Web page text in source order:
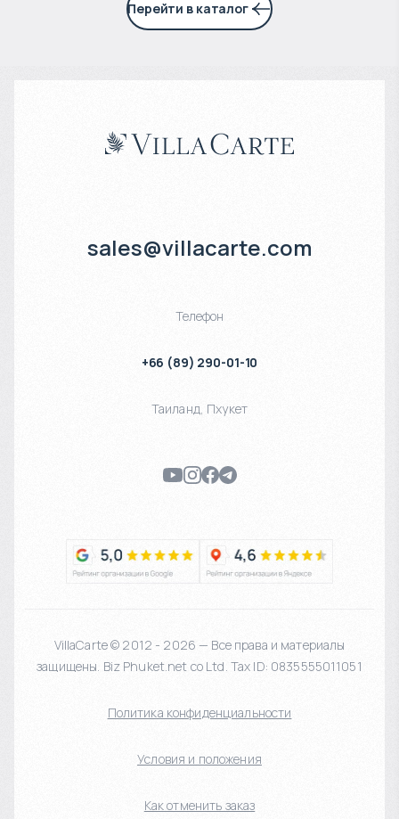
Перейти в каталог
sales@villacarte.com
Телефон
+66 (89) 290-01-10
Таиланд, Пхукет
VillaCarte © 2012 - 2026 — Все права и материалы
защищены. Biz Phuket.net co Ltd. Tax ID: 0835555011051
Политика конфиденциальности
Условия и положения
Как отменить заказ